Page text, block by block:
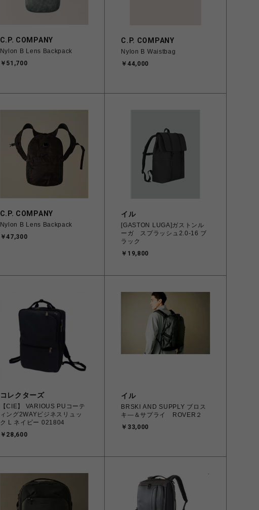
C.P. COMPANY
Nylon B Lens Backpack
￥51,700
C.P. COMPANY
Nylon B Waistbag
￥44,000
C.P. COMPANY
Nylon B Lens Backpack
￥47,300
イル
[GASTON LUGA]ガストンル
ーガ スプラッシュ2.0-16 ブ
ラック
￥19,800
コレクターズ
【CIE】 VARIOUS PUコーテ
ィング2WAYビジネスリュッ
ク L ネイビー 021804
￥28,600
イル
BRSKI AND SUPPLY ブロス
キ―＆サプライ ROVER２
￥33,000